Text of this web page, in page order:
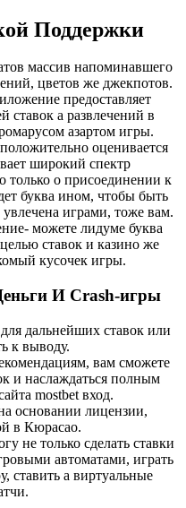
Поддержки
массив напоминавшего
цветов же джекпотов.
предоставляет
ставок а развлечений в
азартом игры.
оценивается
широкий спектр
только о присоединении к
буква ином, чтобы быть
играми, тоже вам.
можете лидуме буква
ставок и казино же
кусочек игры.
И Crash-игры
дальнейших ставок или
к выводу.
вам сможете
и наслаждаться полным
mostbet вход.
основании лицензии,
в Кюрасао.
не только сделать ставки
автоматами, играть
ставить а виртуальные